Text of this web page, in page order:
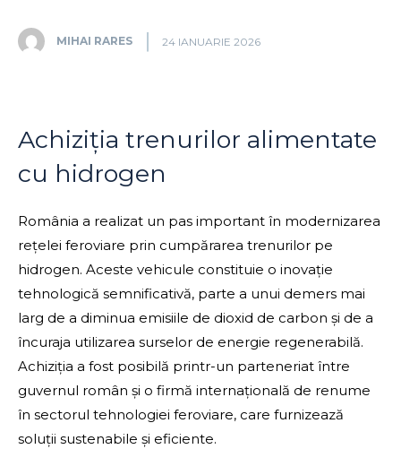
MIHAI RARES 24 IANUARIE 2026
Achiziția trenurilor alimentate
cu hidrogen
România a realizat un pas important în modernizarea
rețelei feroviare prin cumpărarea trenurilor pe
hidrogen. Aceste vehicule constituie o inovație
tehnologică semnificativă, parte a unui demers mai
larg de a diminua emisiile de dioxid de carbon și de a
încuraja utilizarea surselor de energie regenerabilă.
Achiziția a fost posibilă printr-un parteneriat între
guvernul român și o firmă internațională de renume
în sectorul tehnologiei feroviare, care furnizează
soluții sustenabile și eficiente.